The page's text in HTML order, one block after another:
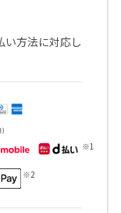
い方法に対応し